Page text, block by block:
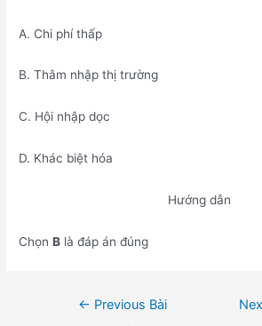
A. Chi phí thấp
B. Thâm nhập thị trường
C. Hội nhập dọc
D. Khác biệt hóa
Hướng dẫn
ChọnB là đáp án đúng
← Previous Bài